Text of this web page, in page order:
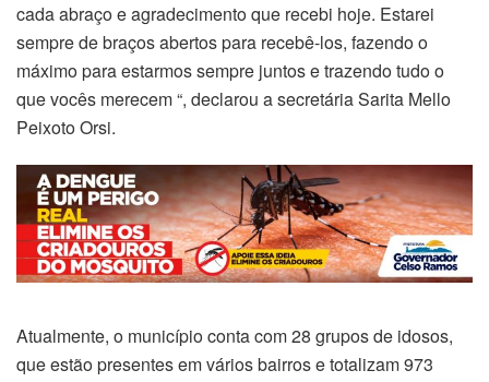
cada abraço e agradecimento que recebi hoje. Estarei
sempre de braços abertos para recebê-los, fazendo o
máximo para estarmos sempre juntos e trazendo tudo o
que vocês merecem “, declarou a secretária Sarita Mello
Peixoto Orsi.
Atualmente, o município conta com 28 grupos de idosos,
que estão presentes em vários bairros e totalizam 973